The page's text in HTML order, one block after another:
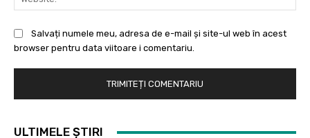
Salvați numele meu, adresa de e-mail și site-ul web în acest
browser pentru data viitoare i comentariu.
ULTIMELE ȘTIRI